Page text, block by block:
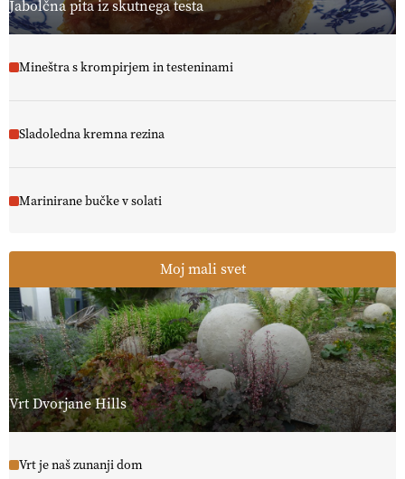
Jabolčna pita iz skutnega testa
Mineštra s krompirjem in testeninami
Sladoledna kremna rezina
Marinirane bučke v solati
Moj mali svet
Vrt Dvorjane Hills
Vrt je naš zunanji dom